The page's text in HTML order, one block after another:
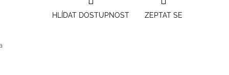
ZEPTAT SE
HLÍDAT DOSTUPNOST